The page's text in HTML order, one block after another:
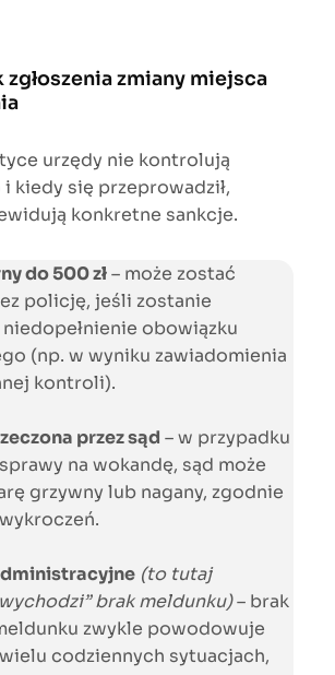
zgłoszenia zmiany miejsca
urzędy nie kontrolują
kiedy się przeprowadził,
konkretne sankcje.
do 500 zł– może zostać
policję, jeśli zostanie
obowiązku
(np. w wyniku zawiadomienia
kontroli).
przez sąd – w przypadku
na wokandę, sąd może
grzywny lub nagany, zgodnie
(to tutaj
brak meldunku)– brak
zwykle powodowuje
codziennych sytuacjach,